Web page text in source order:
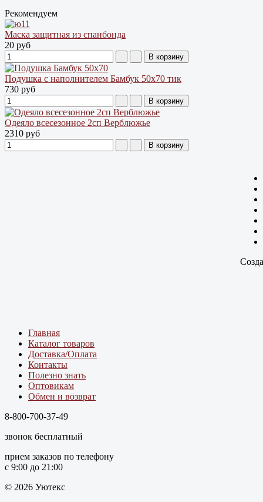
Рекомендуем
Маска защитная из спанбонда
20 руб
Подушка с наполнителем Бамбук 50х70 тик
730 руб
Одеяло всесезонное 2сп Верблюжье
2310 руб
Главная
Каталог товаров
Доставка/Оплата
Контакты
Полезно знать
Оптовикам
Обмен и возврат
8-800-700-37-49
звонок бесплатный
прием заказов по телефону
с 9:00 до 21:00
© 2026 Уютекс